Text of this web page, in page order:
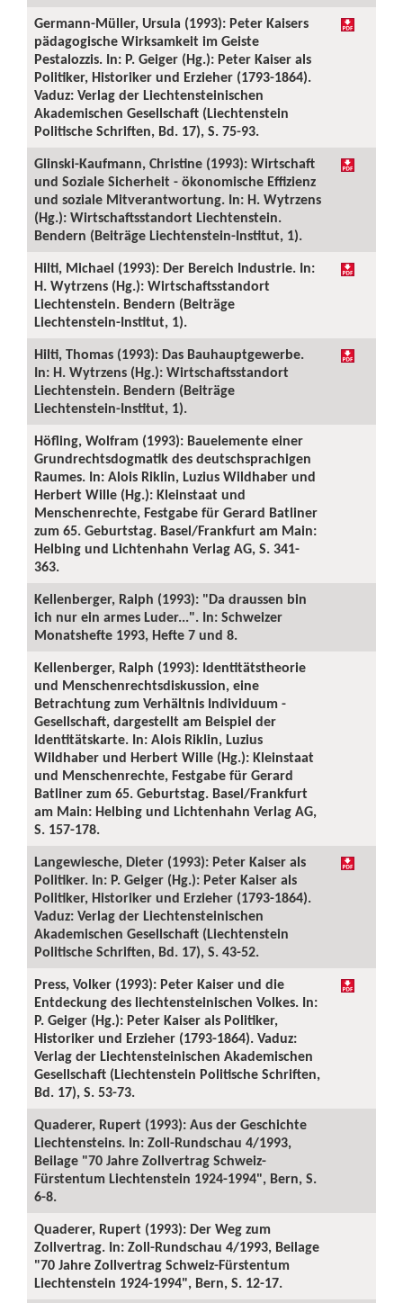
Germann-Müller, Ursula (1993): Peter Kaisers
pädagogische Wirksamkeit im Geiste
Pestalozzis. In: P. Geiger (Hg.): Peter Kaiser als
Politiker, Historiker und Erzieher (1793-1864).
Vaduz: Verlag der Liechtensteinischen
Akademischen Gesellschaft (Liechtenstein
Politische Schriften, Bd. 17), S. 75-93.
Glinski-Kaufmann, Christine (1993): Wirtschaft
und Soziale Sicherheit - ökonomische Effizienz
und soziale Mitverantwortung. In: H. Wytrzens
(Hg.): Wirtschaftsstandort Liechtenstein.
Bendern (Beiträge Liechtenstein-Institut, 1).
Hilti, Michael (1993): Der Bereich Industrie. In:
H. Wytrzens (Hg.): Wirtschaftsstandort
Liechtenstein. Bendern (Beiträge
Liechtenstein-Institut, 1).
Hilti, Thomas (1993): Das Bauhauptgewerbe.
In: H. Wytrzens (Hg.): Wirtschaftsstandort
Liechtenstein. Bendern (Beiträge
Liechtenstein-Institut, 1).
Höfling, Wolfram (1993): Bauelemente einer
Grundrechtsdogmatik des deutschsprachigen
Raumes. In: Alois Riklin, Luzius Wildhaber und
Herbert Wille (Hg.): Kleinstaat und
Menschenrechte, Festgabe für Gerard Batliner
zum 65. Geburtstag. Basel/Frankfurt am Main:
Helbing und Lichtenhahn Verlag AG, S. 341-
363.
Kellenberger, Ralph (1993): "Da draussen bin
ich nur ein armes Luder...". In: Schweizer
Monatshefte 1993, Hefte 7 und 8.
Kellenberger, Ralph (1993): Identitätstheorie
und Menschenrechtsdiskussion, eine
Betrachtung zum Verhältnis Individuum -
Gesellschaft, dargestellt am Beispiel der
Identitätskarte. In: Alois Riklin, Luzius
Wildhaber und Herbert Wille (Hg.): Kleinstaat
und Menschenrechte, Festgabe für Gerard
Batliner zum 65. Geburtstag. Basel/Frankfurt
am Main: Helbing und Lichtenhahn Verlag AG,
S. 157-178.
Langewiesche, Dieter (1993): Peter Kaiser als
Politiker. In: P. Geiger (Hg.): Peter Kaiser als
Politiker, Historiker und Erzieher (1793-1864).
Vaduz: Verlag der Liechtensteinischen
Akademischen Gesellschaft (Liechtenstein
Politische Schriften, Bd. 17), S. 43-52.
Press, Volker (1993): Peter Kaiser und die
Entdeckung des liechtensteinischen Volkes. In:
P. Geiger (Hg.): Peter Kaiser als Politiker,
Historiker und Erzieher (1793-1864). Vaduz:
Verlag der Liechtensteinischen Akademischen
Gesellschaft (Liechtenstein Politische Schriften,
Bd. 17), S. 53-73.
Quaderer, Rupert (1993): Aus der Geschichte
Liechtensteins. In: Zoll-Rundschau 4/1993,
Beilage "70 Jahre Zollvertrag Schweiz-
Fürstentum Liechtenstein 1924-1994", Bern, S.
6-8.
Quaderer, Rupert (1993): Der Weg zum
Zollvertrag. In: Zoll-Rundschau 4/1993, Beilage
"70 Jahre Zollvertrag Schweiz-Fürstentum
Liechtenstein 1924-1994", Bern, S. 12-17.